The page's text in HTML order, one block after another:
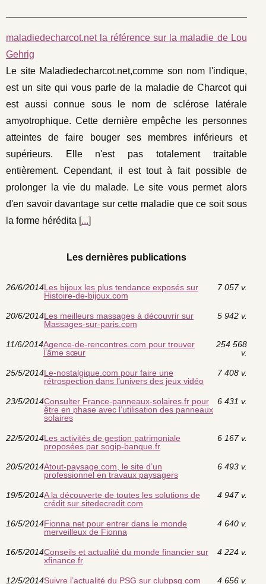
maladiedecharcot.net la référence sur la maladie de Lou
Gehrig
Le site Maladiedecharcot.net,comme son nom l'indique,
est un site qui vous parle de la maladie de Charcot qui
est aussi connue sous le nom de sclérose latérale
amyotrophique. Cette dernière empêche les personnes
atteintes de faire bouger ses membres inférieurs et
supérieurs. Elle n'est pas totalement traitable
entièrement. Cependant, il est tout à fait possible de
prolonger la vie du malade. Le site vous permet alors
d'en savoir davantage sur cette maladie que ce soit sous
la forme hérédita [...]
Les dernières publications
26/6/2014Les bijoux les plus tendance exposés sur
Histoire-de-bijoux.com
7 057 v.
20/6/2014Les meilleurs massages à découvrir sur
Massages-sur-paris.com
5 942 v.
11/6/2014Agence-de-rencontres.com pour trouver
l’âme sœur
254 568
v.
25/5/2014Le-nostalgique.com pour faire une
rétrospection dans l’univers des jeux vidéo
7 408 v.
23/5/2014Consulter France-panneaux-solaires.fr pour
être en phase avec l’utilisation des panneaux
solaires
6 431 v.
22/5/2014Les activités de gestion patrimoniale
proposées par sogip-banque.fr
6 167 v.
20/5/2014Atout-paysage.com, le site d’un
professionnel en travaux paysagers
6 493 v.
19/5/2014A la découverte de toutes les solutions de
crédit sur sitedecredit.com
4 947 v.
16/5/2014Fionna.net pour entrer dans le monde
merveilleux de Fionna
4 640 v.
16/5/2014Conseils et actualité du monde financier sur
xfinance.fr
4 224 v.
12/5/2014Suivre l’actualité du PSG sur clubpsg.com 4 656 v.